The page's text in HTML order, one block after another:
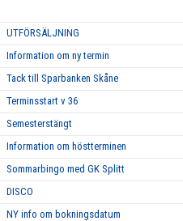
UTFÖRSÄLJNING
Information om ny termin
Tack till Sparbanken Skåne
Terminsstart v 36
Semesterstängt
Information om höstterminen
Sommarbingo med GK Splitt
DISCO
NY info om bokningsdatum